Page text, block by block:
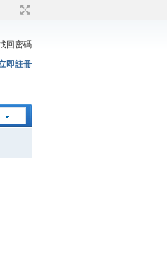
回密碼
即註冊